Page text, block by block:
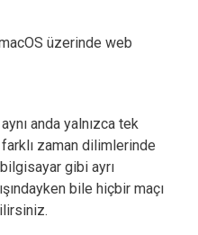
üzerinde web
anda yalnızca tek
zaman dilimlerinde
gibi ayrı
bile hiçbir maçı